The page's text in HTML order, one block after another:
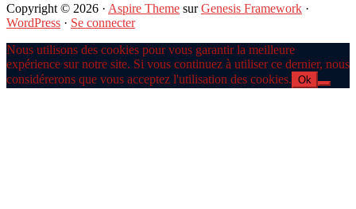
Copyright © 2026 · Aspire Theme surGenesis Framework ·
WordPress · Se connecter
Nous utilisons des cookies pour vous garantir la meilleure
expérience sur notre site. Si vous continuez à utiliser ce dernier, nous
considérerons que vous acceptez l'utilisation des cookies. Ok